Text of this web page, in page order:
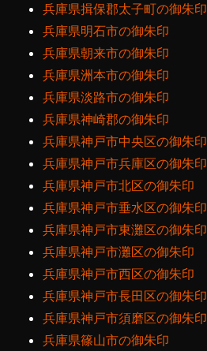
兵庫県揖保郡太子町の御朱印
兵庫県明石市の御朱印
兵庫県朝来市の御朱印
兵庫県洲本市の御朱印
兵庫県淡路市の御朱印
兵庫県神崎郡の御朱印
兵庫県神戸市中央区の御朱印
兵庫県神戸市兵庫区の御朱印
兵庫県神戸市北区の御朱印
兵庫県神戸市垂水区の御朱印
兵庫県神戸市東灘区の御朱印
兵庫県神戸市灘区の御朱印
兵庫県神戸市西区の御朱印
兵庫県神戸市長田区の御朱印
兵庫県神戸市須磨区の御朱印
兵庫県篠山市の御朱印